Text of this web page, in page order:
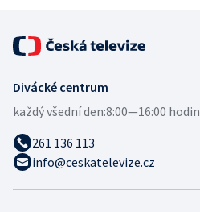
Divácké centrum
každý všední den:8:00—16:00 hodin
261 136 113
info@ceskatelevize.cz